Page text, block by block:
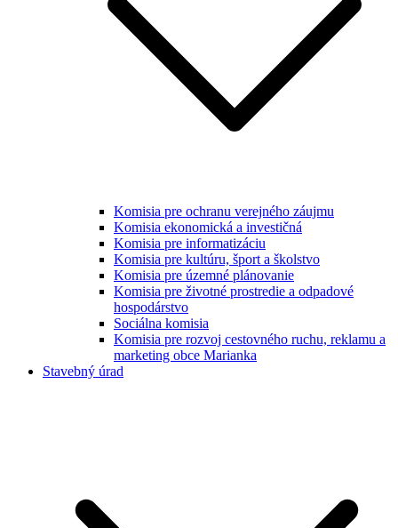
Komisia pre ochranu verejného záujmu
Komisia ekonomická a investičná
Komisia pre informatizáciu
Komisia pre kultúru, šport a školstvo
Komisia pre územné plánovanie
Komisia pre životné prostredie a odpadové
hospodárstvo
Sociálna komisia
Komisia pre rozvoj cestovného ruchu, reklamu a
marketing obce Marianka
Stavebný úrad